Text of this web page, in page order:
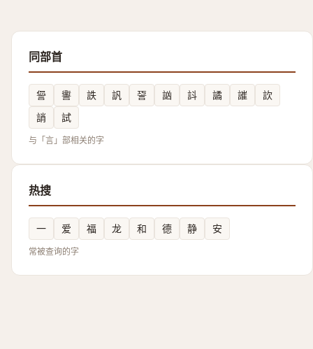
同部首
諐 讏 詄 訉 䛒 訩 䚵 譎 䜅
䚿
誚
試
与「言」部相关的字
热搜
一 爱 福 龙 和 德 静 安
常被查询的字